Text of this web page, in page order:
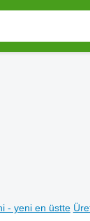
- yeni en üstte